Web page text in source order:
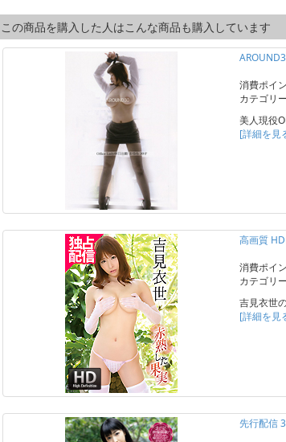
この商品を購入した人はこんな商品も購入しています
消費ポイ
カテゴリ
美人現役
[詳細を見
高画質
消費ポイ
カテゴリ
吉見衣世
[詳細を見
先行配信